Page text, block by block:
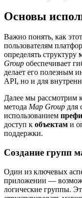
Основы
Важно понять, как
пользователям
определять структуру
Group обеспечивает
делает его полезным
API, но и для
Далее мы рассмотрим
метода Map Group для
использованием
доступ к объектам и
поддержки.
Создание групп
Один из ключевых
приложении —
логические группы.